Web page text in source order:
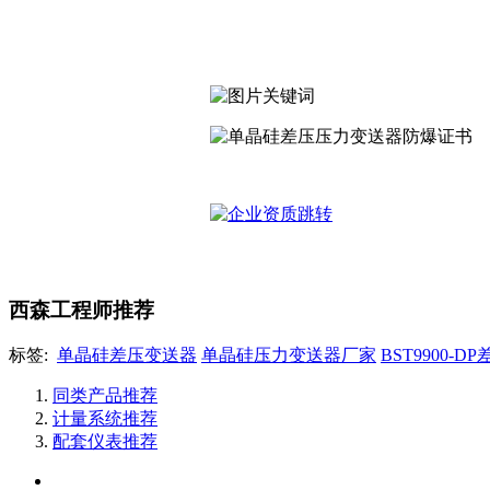
西森工程师推荐
标签: 单晶硅差压变送器 单晶硅压力变送器厂家 BST9900-DP
同类产品推荐
计量系统推荐
配套仪表推荐